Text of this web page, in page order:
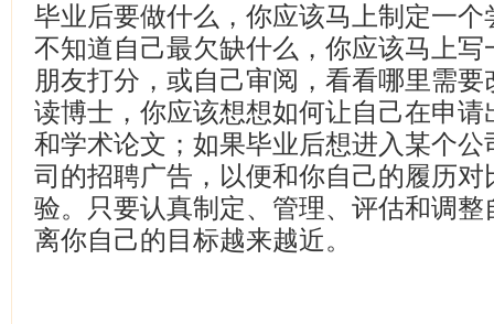
毕业后要做什么，你应该马上制定一
不知道自己最欠缺什么，你应该马上
朋友打分，或自己审阅，看看哪里需
读博士，你应该想想如何让自己在申
和学术论文；如果毕业后想进入某个
司的招聘广告，以便和你自己的履历
验。只要认真制定、管理、评估和调
离你自己的目标越来越近。